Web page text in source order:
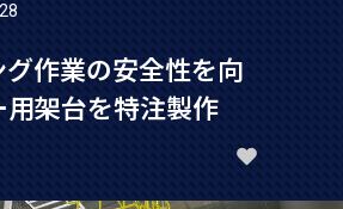
作業の安全性を向
架台を特注製作